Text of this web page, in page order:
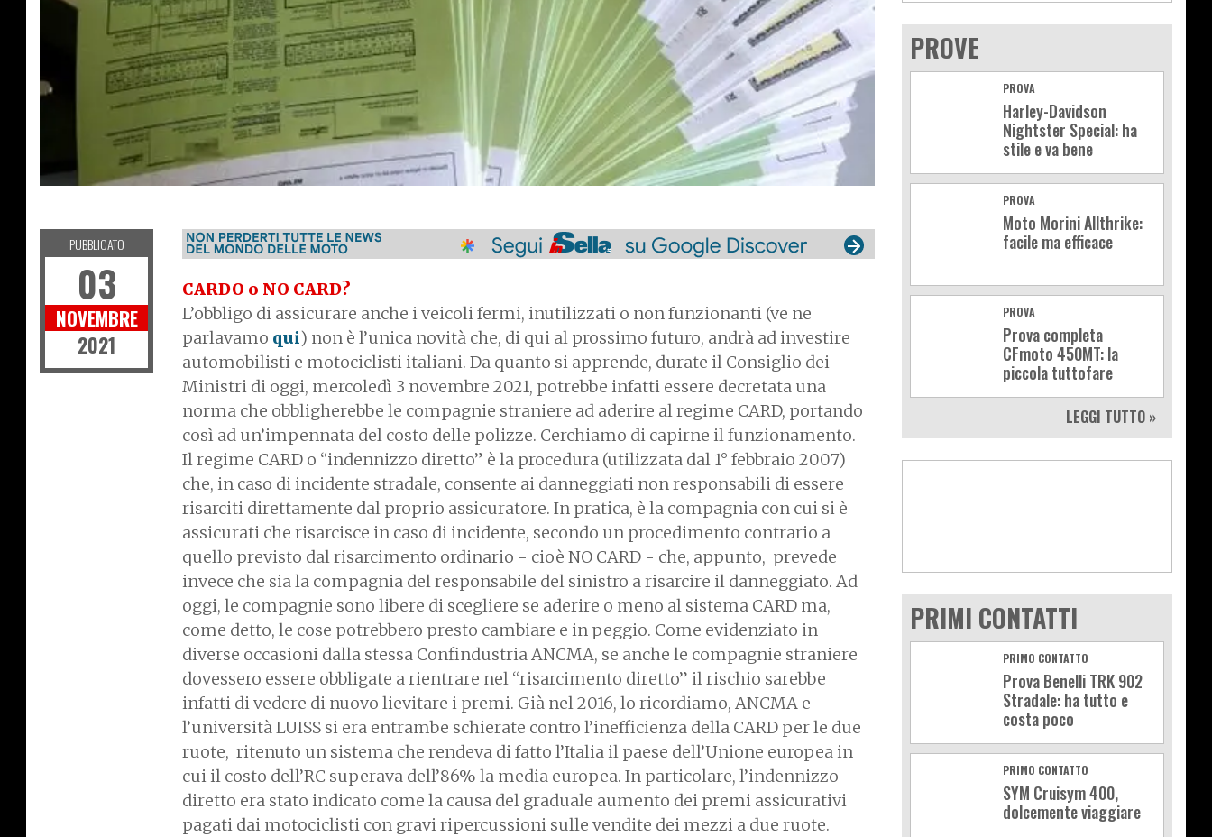
P
O
L
I
T
I
C
A
E
T
R
A
S
P
O
R
T
I
CARDO o NO CARD?
L’obbligo di assicurare anche i veicoli fermi, inutilizzati o non funzionanti (ve ne
parlavamo qui) non è l’unica novità che, di qui al prossimo futuro, andrà ad investire
automobilisti e motociclisti italiani. Da quanto si apprende, durate il Consiglio dei
Ministri di oggi, mercoledì 3 novembre 2021, potrebbe infatti essere decretata una
norma che obbligherebbe le compagnie straniere ad aderire al regime CARD, portando
così ad un’impennata del costo delle polizze. Cerchiamo di capirne il funzionamento.
Il regime CARD o “indennizzo diretto” è la procedura (utilizzata dal 1° febbraio 2007)
che, in caso di incidente stradale, consente ai danneggiati non responsabili di essere
risarciti direttamente dal proprio assicuratore. In pratica, è la compagnia con cui si è
assicurati che risarcisce in caso di incidente, secondo un procedimento contrario a
quello previsto dal risarcimento ordinario - cioè NO CARD - che, appunto, prevede
invece che sia la compagnia del responsabile del sinistro a risarcire il danneggiato. Ad
oggi, le compagnie sono libere di scegliere se aderire o meno al sistema CARD ma,
come detto, le cose potrebbero presto cambiare e in peggio. Come evidenziato in
diverse occasioni dalla stessa Confindustria ANCMA, se anche le compagnie straniere
dovessero essere obbligate a rientrare nel “risarcimento diretto” il rischio sarebbe
infatti di vedere di nuovo lievitare i premi. Già nel 2016, lo ricordiamo, ANCMA e
l’università LUISS si era entrambe schierate contro l’inefficienza della CARD per le due
ruote, ritenuto un sistema che rendeva di fatto l’Italia il paese dell’Unione europea in
cui il costo dell’RC superava dell’86% la media europea. In particolare, l’indennizzo
diretto era stato indicato come la causa del graduale aumento dei premi assicurativi
pagati dai motociclisti con gravi ripercussioni sulle vendite dei mezzi a due ruote.
PUBBLICATO
03
NOVEMBRE
2021
PROVE
PROVA
Harley-Davidson
Nightster Special: ha
stile e va bene
PROVA
Moto Morini Allthrike:
facile ma efficace
PROVA
Prova completa
CFmoto 450MT: la
piccola tuttofare
LEGGI TUTTO »
PRIMI CONTATTI
PRIMO CONTATTO
Prova Benelli TRK 902
Stradale: ha tutto e
costa poco
PRIMO CONTATTO
SYM Cruisym 400,
dolcemente viaggiare